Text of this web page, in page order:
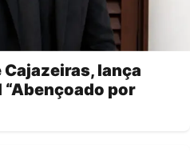
lança
por